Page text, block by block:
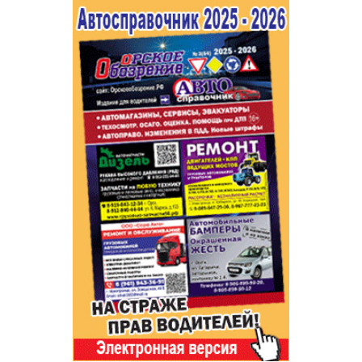
Строительство и ремонт
Авто и мото
Рестораны, кафе, бары
Развлечения и отдых
Спорт Фитнес
Недвижимость
Красота Косметология
Телекоммуникации и связь
Торговля
Бизнес и финансы
Юристы, Экспертиза, Страхование
Ремонт
Социальные организации
Это интересно
Администрация
Популярное →
Строительство и ремонт